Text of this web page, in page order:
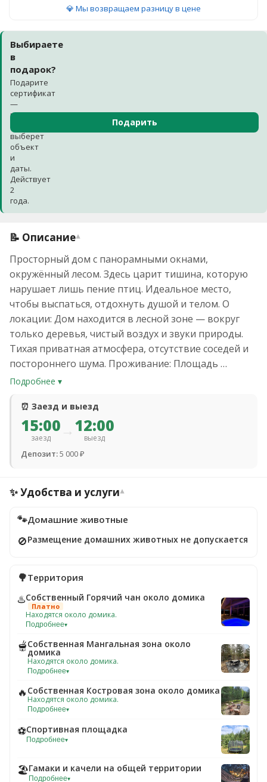
💎 Мы возвращаем разницу в цене
Выбираете
в
подарок?
Подарите
сертификат
—
получатель
выберет
объект
и
даты.
Действует
2
года.
Подарить
📝 Описание▾
Просторный дом с панорамными окнами,
окружённый лесом. Здесь царит тишина, которую
нарушает лишь пение птиц. Идеальное место,
чтобы выспаться, отдохнуть душой и телом. О
локации: Дом находится в лесной зоне — вокруг
только деревья, чистый воздух и звуки природы.
Тихая приватная атмосфера, отсутствие соседей и
постороннего шума. Проживание: Площадь …
Подробнее ▾
⏰ Заезд и выезд
15:00
заезд →12:00
выезд
Депозит:5 000 ₽
✨ Удобства и услуги▾
🐾Домашние животные
🚫Размещение домашних животных не допускается
🌳Территория
♨️Собственный Горячий чан около домика
Платно
Находятся около домика.
Подробнее▾
🫕Собственная Мангальная зона около
домика
Находятся около домика.
Подробнее▾
🔥 Собственная Костровая зона около домика
Находятся около домика.
Подробнее▾
⚽Спортивная площадка
Подробнее▾
🏖️Гамаки и качели на общей территории
Подробнее▾